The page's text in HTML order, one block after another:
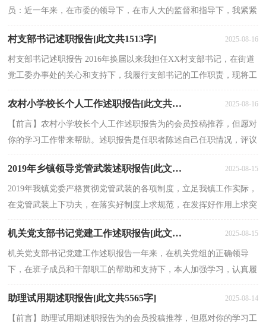
员：近一年来，在市委的领导下，在市人大的监督和指导下，我紧紧
村支部书记述职报告[此文共1513字] 2025-08-16
村支部书记述职报告 2016年换届以来我担任XX村支部书记，在街道
党工委办事处的关心和支持下，我履行支部书记的工作职责，现将工
农村小学校长个人工作述职报告[此文共10588字] 2025-08-16
【前言】农村小学校长个人工作述职报告为的会员投稿推荐，但愿对
你的学习工作带来帮助。述职报告是任职者陈述自己任职情况，评议
2019年乡镇领导党管武装述职报告[此文共1418字] 2025-08-15
2019年我镇党委严格贯彻党管武装的各项制度，立足我镇工作实际，
在党管武装上下功夫，在落实好制度上求规范，在发挥好作用上求突
机关党支部书记党建工作述职报告[此文共1090字] 2025-08-15
机关党支部书记党建工作述职报告一年来，在机关党组的正确领导
下，在班子成员和干部职工的帮助和支持下，本人加强学习，认真履
助理试用期述职报告[此文共5565字] 2025-08-14
【前言】助理试用期述职报告为的会员投稿推荐，但愿对你的学习工